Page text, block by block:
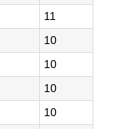
11
10
10
10
10